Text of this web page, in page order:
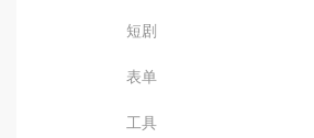
短剧
表单
工具